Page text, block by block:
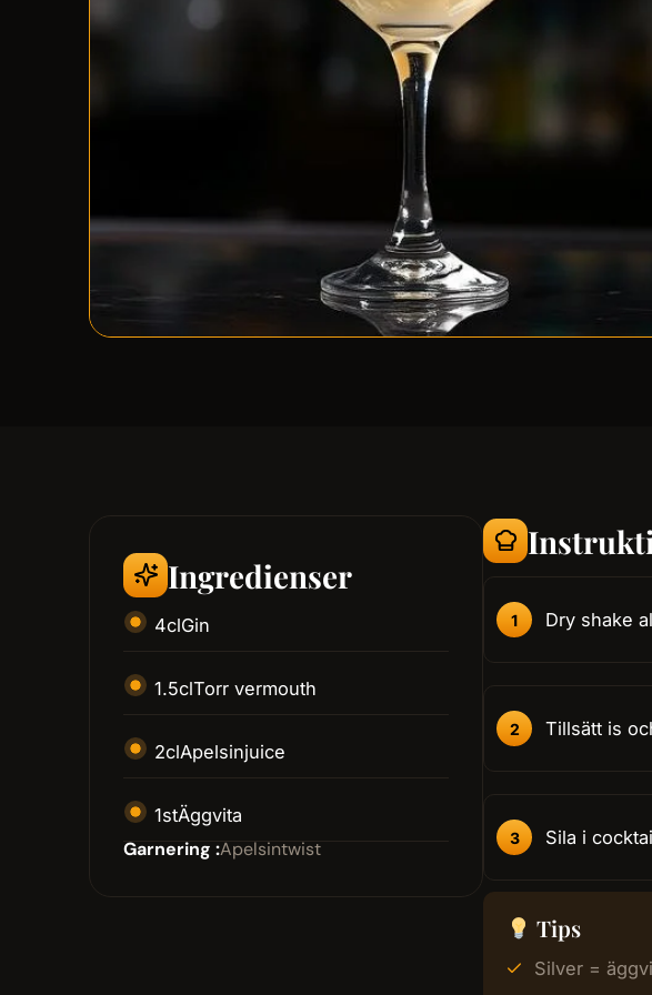
Ingredienser
4clGin
1.5clTorr vermouth
2clApelsinjuice
1stÄggvita
Garnering :Apelsintwist
Dry shake
Tillsätt is
Sila i
Tips
Silver =